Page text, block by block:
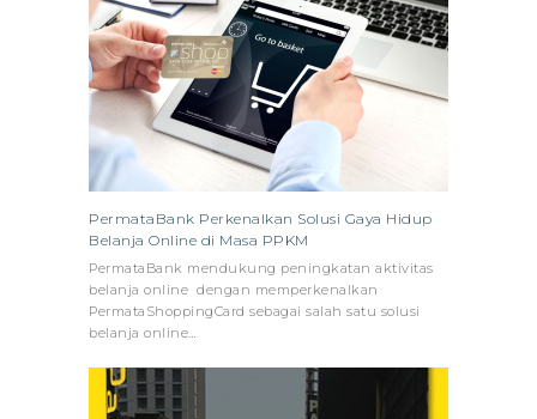
PermataBank Perkenalkan Solusi Gaya Hidup
Belanja Online di Masa PPKM
PermataBank mendukung peningkatan aktivitas
belanja online dengan memperkenalkan
PermataShoppingCard sebagai salah satu solusi
belanja online…